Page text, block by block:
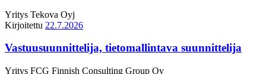
Yritys Tekova Oyj
Kirjoitettu 22.7.2026
Vastuusuunnittelija, tietomallintava suunnittelija
Yritys FCG Finnish Consulting Group Oy